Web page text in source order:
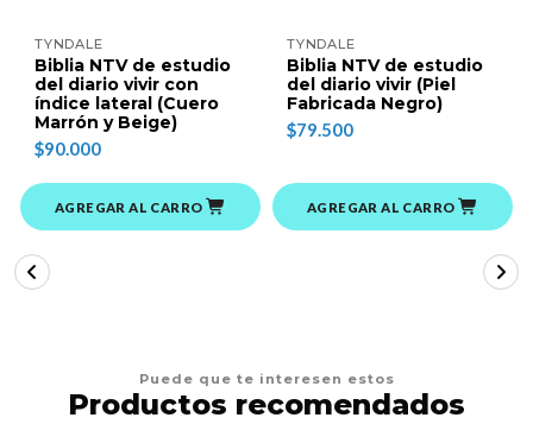
TYNDALE
Biblia NTV de estudio
del diario vivir con
índice lateral (Cuero
Marrón y Beige)
$90.000
AGREGAR AL CARRO
TYNDALE
Biblia NTV de estudio
del diario vivir (Piel
Fabricada Negro)
$79.500
AGREGAR AL CARRO
Puede que te interesen estos
Productos recomendados